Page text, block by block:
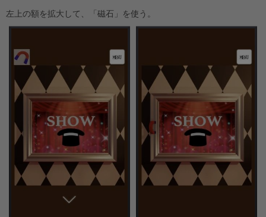
左上の額を拡大して、「磁石」を使う。